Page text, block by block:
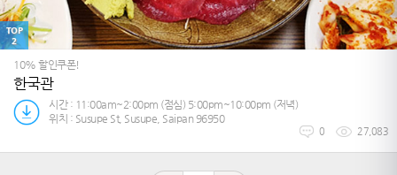
TOP
2
10% 할인쿠폰!
한국관
시간 : 11:00am~2:00pm (점심) 5:00pm~10:00pm (저녁)
위치 : Susupe St, Susupe, Saipan 96950
0 27,083